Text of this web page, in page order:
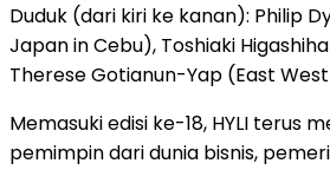
Duduk (dari kiri ke kanan): Philip
Japan in Cebu), Toshiaki
Therese Gotianun-Yap (East
Memasuki edisi ke-18, HYLI
pemimpin dari dunia bisnis,